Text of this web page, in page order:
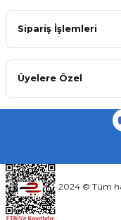
Sipariş İşlemleri
Üyelere Özel
2024 © Tüm